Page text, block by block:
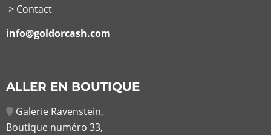
> Contact
info@goldorcash.com
ALLER EN BOUTIQUE
Galerie Ravenstein,
Boutique numéro 33,